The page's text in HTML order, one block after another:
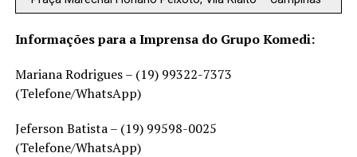
Informações para a Imprensa do Grupo Komedi:
Mariana Rodrigues – (19) 99322-7373
(Telefone/WhatsApp)
Jeferson Batista – (19) 99598-0025
(Telefone/WhatsApp)